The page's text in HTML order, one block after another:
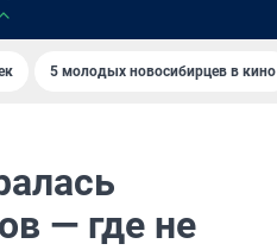
5 молодых новосибирцев в кино
— где не